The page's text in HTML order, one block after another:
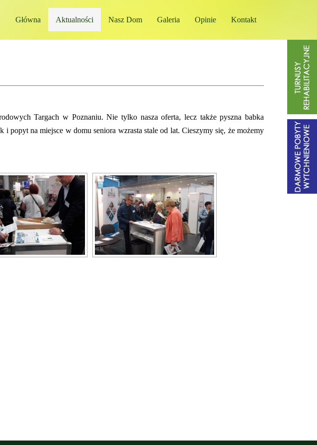
Główna Aktualności Nasz Dom Galeria Opinie Kontakt
Targach w Poznaniu. Nie tylko nasza oferta, lecz także pyszna babka
popyt na miejsce w domu seniora wzrasta stale od lat. Cieszymy się, że możemy